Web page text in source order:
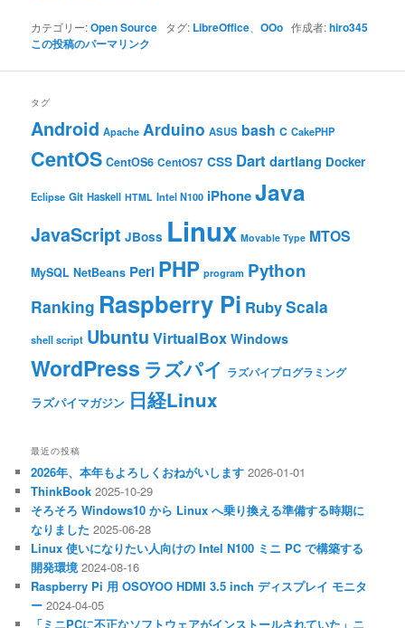
カテゴリー:Open Source タグ: LibreOffice 、OOo 作成者:hiro345
この投稿のパーマリンク
タグ
Android Apache Arduino ASUS bash C CakePHP
CentOS CentOS6 CentOS7 CSS Dart dartlang Docker
Eclipse Git Haskell HTML Intel N100 iPhoneJava
JavaScript JBoss Linux Movable Type MTOS
MySQL NetBeans Perl PHP program Python
Ranking Raspberry Pi RubyScala
shell script Ubuntu VirtualBox Windows
WordPress ラズパイ ラズパイプログラミング
ラズパイマガジン 日経Linux
最近の投稿
2026年、本年もよろしくおねがいします 2026-01-01
ThinkBook 2025-10-29
そろそろ Windows10 から Linux へ乗り換える準備する時期に
なりました 2025-06-28
Linux 使いになりたい人向けの Intel N100 ミニ PC で構築する
開発環境 2024-08-16
Raspberry Pi 用 OSOYOO HDMI 3.5 inch ディスプレイ モニタ
ー 2024-04-05
「ミニPCに不正なソフトウェアがインストールされていた」ニ